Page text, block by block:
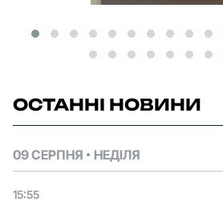
ОСТАННІ НОВИНИ
09 СЕРПНЯ НЕДІЛЯ
15:55